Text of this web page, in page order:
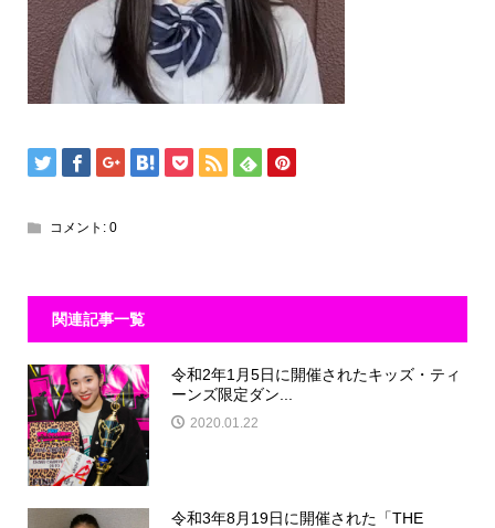
コメント: 0
関連記事一覧
令和2年1月5日に開催されたキッズ・ティ
ーンズ限定ダン...
2020.01.22
令和3年8月19日に開催された「THE